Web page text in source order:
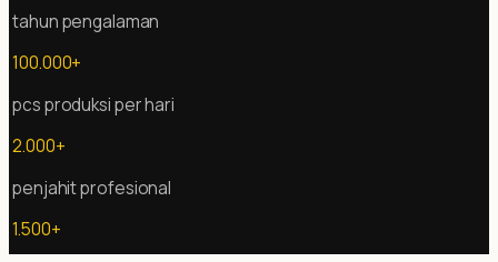
tahun pengalaman
100.000+
pcs produksi per hari
2.000+
penjahit profesional
1.500+